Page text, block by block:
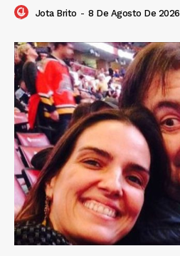
Jota Brito - 8 De Agosto De 2026